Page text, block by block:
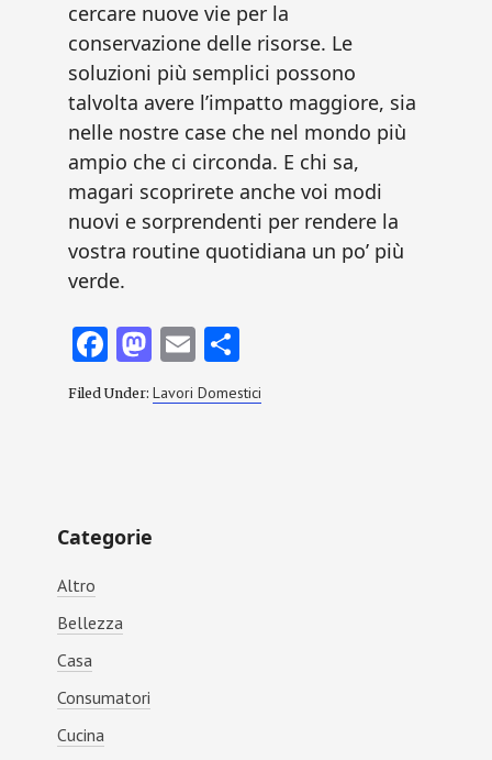
cercare nuove vie per la
conservazione delle risorse. Le
soluzioni più semplici possono
talvolta avere l’impatto maggiore, sia
nelle nostre case che nel mondo più
ampio che ci circonda. E chi sa,
magari scoprirete anche voi modi
nuovi e sorprendenti per rendere la
vostra routine quotidiana un po’ più
verde.
Fa
ce
M
as
to
E
m
ai
o
n
Filed Under: Lavori Domestici
Primary
Sidebar
Categorie
Altro
Bellezza
Casa
Consumatori
Cucina